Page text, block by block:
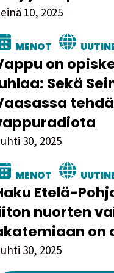
10, 2025
MENOT
on
Sekä
30, 2025
MENOT
Etelä-
nuorten
on
30, 2025